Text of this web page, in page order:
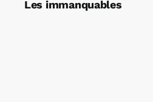
Les immanquables